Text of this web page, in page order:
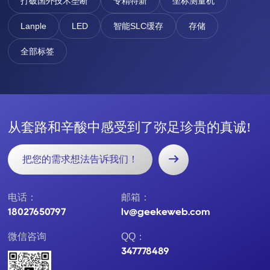
Lanple LED 智能SLC缓存 存储
全部标签
从套路和辛酸中感受到 了弥足珍贵的真诚!
把您的需求想法告诉我们！
电话：
18027650797
微信咨询
邮箱：
lv@geekeweb.com
QQ：
347778489